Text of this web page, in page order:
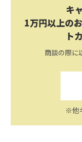
キ
1万円以上の
ト
商談の際に
※他